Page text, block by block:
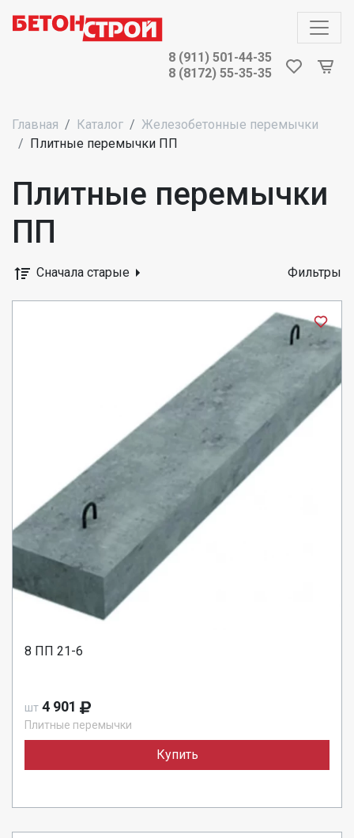
8 (911) 501-44-35
8 (8172) 55-35-35
Главная Каталог
Железобетонные перемычки
Плитные перемычки ПП
Плитные перемычки
ПП
Сначала старые Фильтры
8 ПП 21-6
шт 4 901
Плитные перемычки
Купить